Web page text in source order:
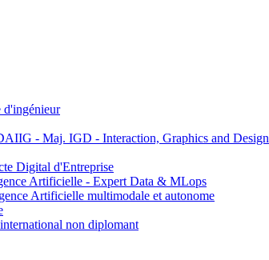
- Maj. IGD - Interaction, Graphics and Design
Digital d'Entreprise
Artificielle - Expert Data & MLops
Artificielle multimodale et autonome
non diplomant